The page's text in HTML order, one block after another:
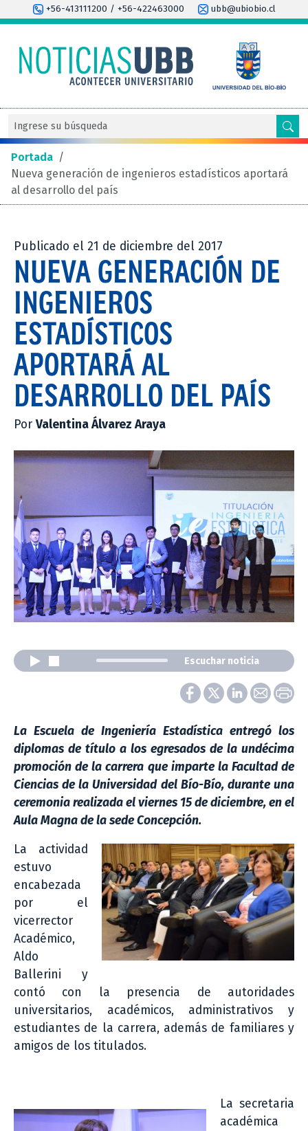
+56-413111200 / +56-422463000 ubb@ubiobio.cl
Portada /
Nueva generación de ingenieros estadísticos aportará
al desarrollo del país
Publicado el 21 de diciembre del 2017
NUEVA GENERACIÓN DE
INGENIEROS
ESTADÍSTICOS
APORTARÁ AL
DESARROLLO DEL PAÍS
PorValentina Álvarez Araya
Escuchar noticia
La Escuela de Ingeniería Estadística entregó los
diplomas de título a los egresados de la undécima
promoción de la carrera que imparte la Facultad de
Ciencias de la Universidad del Bío-Bío, durante una
ceremonia realizada el viernes 15 de diciembre, en el
Aula Magna de la sede Concepción.
La actividad
estuvo
encabezada
por el
vicerrector
Académico,
Aldo
Ballerini y
contó con la presencia de autoridades
universitarios, académicos, administrativos y
estudiantes de la carrera, además de familiares y
amigos de los titulados.
La secretaria
académica